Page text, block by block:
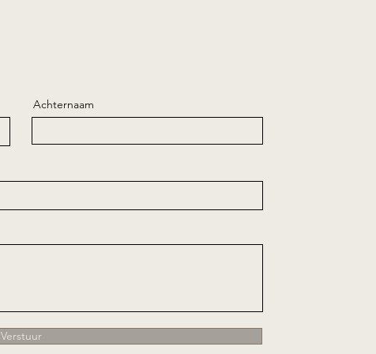
Achternaam
Verstuur